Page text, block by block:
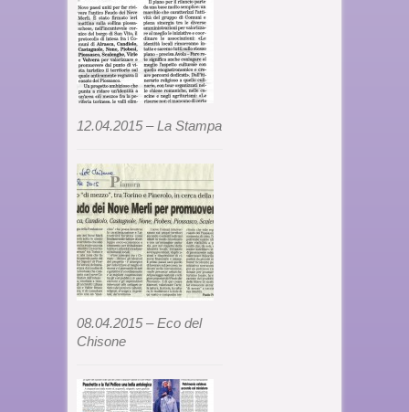
12.04.2015 – La Stampa
08.04.2015 – Eco del
Chisone